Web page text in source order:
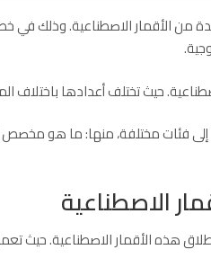
من الأقمار الاصطناعية. وذلك
حيث تختلف أعدادها باختلاف
إلى فئات مختلفة، منها: ما هو مخصص
الاصطناعية
هذه الأقمار الاصطناعية. حيث